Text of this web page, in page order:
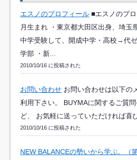
エスノのプロフィール ■エスノのプ
月生まれ ・東京都大田区出身、埼玉
中学受験して、開成中学・高校→代
学部 ・新...
2010/10/16 に投稿された
お問い合わせ お問い合わせは以下の
利用下さい。 BUYMAに関するご質
ど、 お気軽に送っていただければ喜
2010/10/16 に投稿された
NEW BALANCEの勢いから学ぶ。（